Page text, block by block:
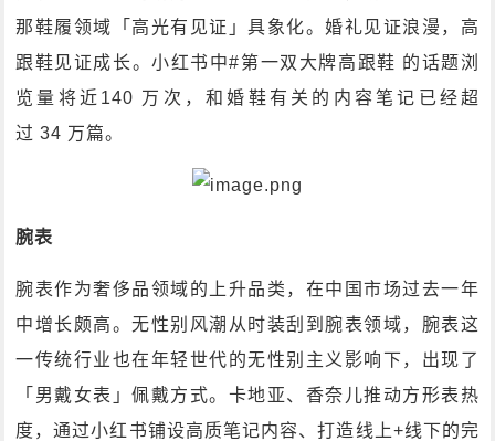
那鞋履领域「高光有见证」具象化。婚礼见证浪漫，高
跟鞋见证成长。小红书中#第一双大牌高跟鞋 的话题浏
览量将近140 万次，和婚鞋有关的内容笔记已经超
过 34 万篇。
腕表
腕表作为奢侈品领域的上升品类，在中国市场过去一年
中增长颇高。无性别风潮从时装刮到腕表领域，腕表这
一传统行业也在年轻世代的无性别主义影响下，出现了
「男戴女表」佩戴方式。卡地亚、香奈儿推动方形表热
度，通过小红书铺设高质笔记内容、打造线上+线下的完